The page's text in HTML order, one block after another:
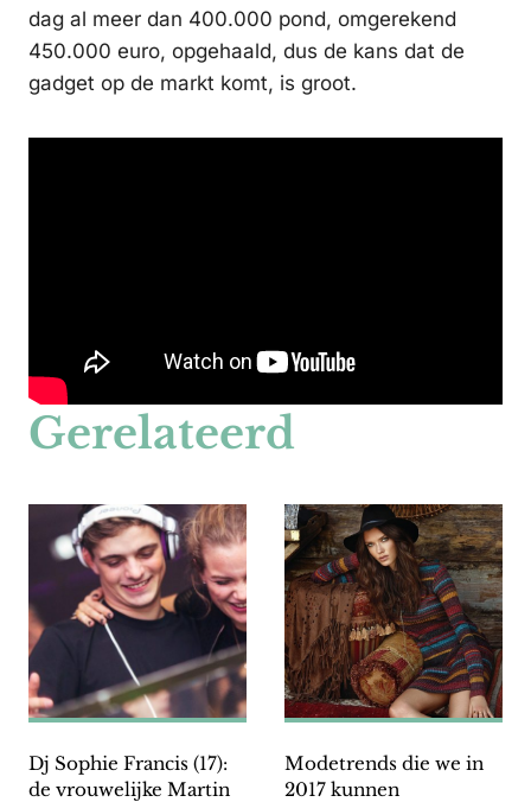
dag al meer dan 400.000 pond, omgerekend
450.000 euro, opgehaald, dus de kans dat de
gadget op de markt komt, is groot.
Gerelateerd
Dj Sophie Francis (17):
de vrouwelijke Martin
Modetrends die we in
2017 kunnen